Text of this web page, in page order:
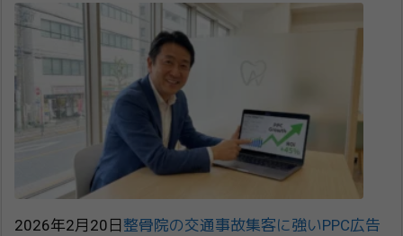
2026年2月20日 整骨院の交通事故集客に強いPPC広告